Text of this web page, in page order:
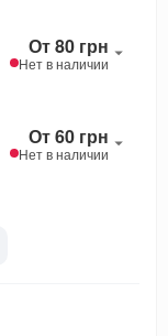
От 80 грн
Нет в наличии
От 60 грн
Нет в наличии